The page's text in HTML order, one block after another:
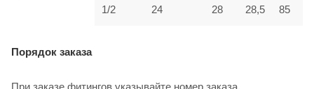
1/2 24 28 28,5 85
Порядок заказа
При заказе фитингов указывайте номер заказа,